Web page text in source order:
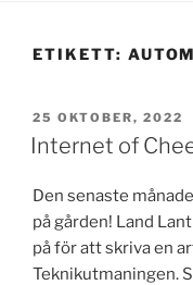
ETIKETT:
PUBLICERAT
25 OKTOBER, 2022
Internet of
Den senaste
på gården! Land
på för att skriva en
Teknikutmaningen.